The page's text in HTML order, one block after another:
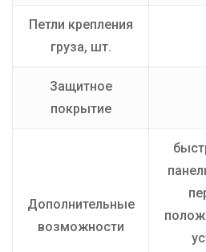
Петли крепления
груза, шт.
Защитное
покрытие
Дополнительные
возможности